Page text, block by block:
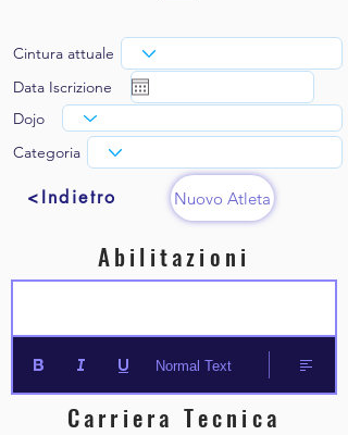
Cintura attuale
Data Iscrizione
Dojo
Categoria
<Indietro Nuovo Atleta
Abilitazioni
Normal Text
Carriera Tecnica